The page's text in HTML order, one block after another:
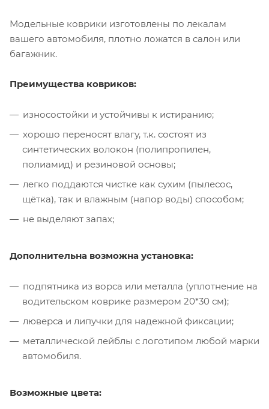
Модельные коврики изготовлены по лекалам
вашего автомобиля, плотно ложатся в салон или
багажник.
Преимущества ковриков:
износостойки и устойчивы к истиранию;
хорошо переносят влагу, т.к. состоят из
синтетических волокон (полипропилен,
полиамид) и резиновой основы;
легко поддаются чистке как сухим (пылесос,
щётка), так и влажным (напор воды) способом;
не выделяют запах;
Дополнительна возможна установка:
подпятника из ворса или металла (уплотнение на
водительском коврике размером 20*30 см);
люверса и липучки для надежной фиксации;
металлической лейблы с логотипом любой марки
автомобиля.
Возможные цвета: